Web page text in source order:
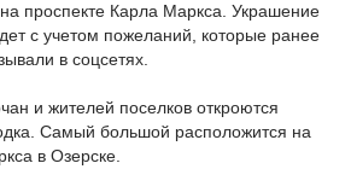
проспекте Карла Маркса. Украшение
с учетом пожеланий, которые ранее
в соцсетях.
и жителей поселков откроются
Самый большой расположится на
в Озерске.